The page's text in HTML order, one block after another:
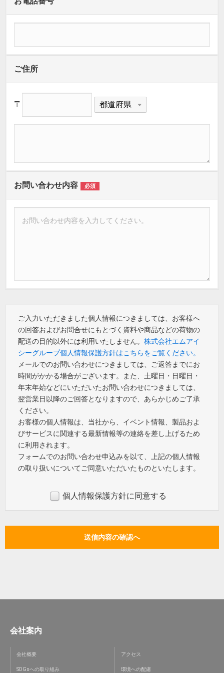
ご住所
〒
お問い合わせ内容 必須
ご入力いただきました個人情報につきましては、お客様へ
の回答およびお問合せにもとづく資料や商品などの荷物の
配送の目的以外には利用いたしません。 株式会社エムアイ
シーグループ個人情報保護方針はこちらをご覧ください。
メールでのお問い合わせにつきましては、ご返答までにお
時間がかかる場合がございます。また、土曜日・日曜日・
年末年始などにいただいたお問い合わせにつきましては、
翌営業日以降のご回答となりますので、あらかじめご了承
ください。
お客様の個人情報は、当社から、イベント情報、製品およ
びサービスに関連する最新情報等の連絡を差し上げるため
に利用されます。
フォームでのお問い合わせ申込みを以て、上記の個人情報
の取り扱いについてご同意いただいたものといたします。
個人情報保護方針に同意する
会社案内
会社概要 アクセス
SDGsへの取り組み 環境への配慮